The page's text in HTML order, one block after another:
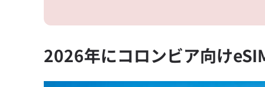
2026年にコロンビア向け
言